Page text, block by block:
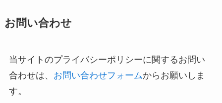
お問い合わせ
当サイトのプライバシーポリシーに関するお問い
合わせは、 お問い合わせフォームからお願いしま
す。